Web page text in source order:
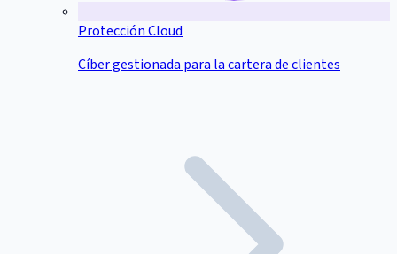
Protección Cloud
Cíber gestionada para la cartera de clientes